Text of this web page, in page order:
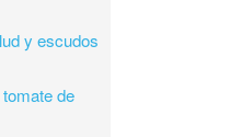
y escudos
de